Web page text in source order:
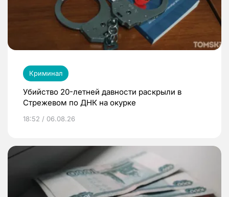
Криминал
Убийство 20-летней давности раскрыли в
Стрежевом по ДНК на окурке
18:52 / 06.08.26